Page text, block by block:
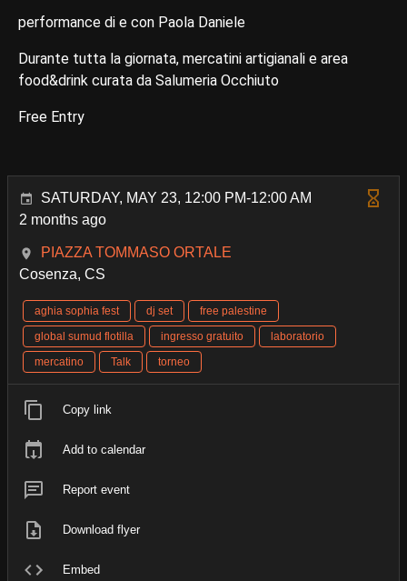
performance di e con Paola Daniele
Durante tutta la giornata, mercatini artigianali e area
food&drink curata da Salumeria Occhiuto
Free Entry
SATURDAY, MAY 23, 12:00 PM-12:00 AM
2 months ago
PIAZZA TOMMASO ORTALE
Cosenza, CS
aghia sophia fest dj set
free palestine
global sumud flotilla
ingresso gratuito
laboratorio
mercatino
Talk torneo
Copy link
Add to calendar
Report event
Download flyer
Embed